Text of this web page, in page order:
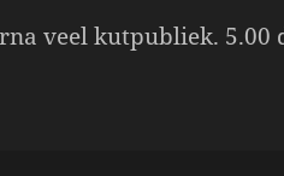
veel kutpubliek. 5.00